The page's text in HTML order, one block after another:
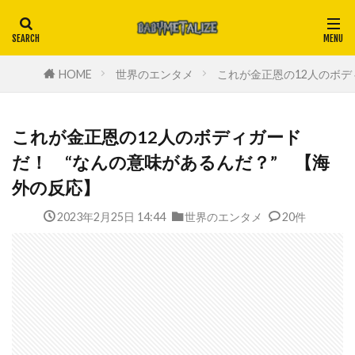
HOME 世界のエンタメ これが金正恩の12人のボ
これが金正恩の12人のボディガード
だ！ “なんの意味があるんだ？” 【海
外の反応】
2023年2月25日 14:44 世界のエンタメ 20件